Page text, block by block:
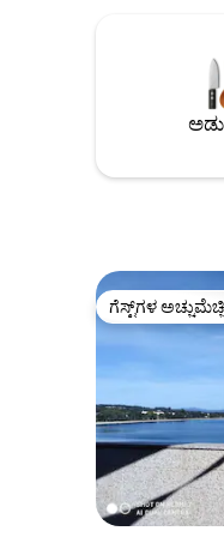
ಲೈಟ್‌ಹೌಸ್‌ಗೆ
ಪ್ರೀತಿಯಿಂದ
ಹೇರ್ ಡ್ರೈಯರ್,
ಗೆಸ್ಟ್‌ಗಳ
ಗೆಸ್ಟ್‌ಗಳ